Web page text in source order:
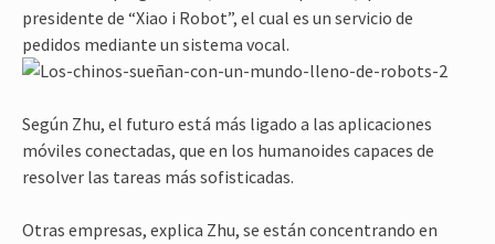
presidente de “Xiao i Robot”, el cual es un servicio de
pedidos mediante un sistema vocal.
Según Zhu, el futuro está más ligado a las aplicaciones
móviles conectadas, que en los humanoides capaces de
resolver las tareas más sofisticadas.
Otras empresas, explica Zhu, se están concentrando en